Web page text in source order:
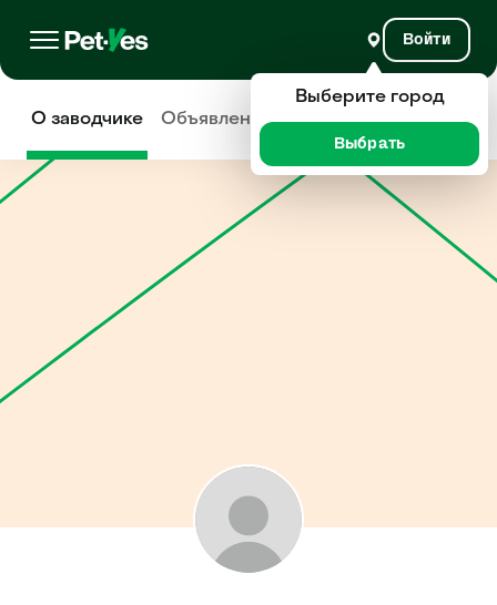
Войти
О заводчике Объявления Отзывы
Выберите город
Выбрать